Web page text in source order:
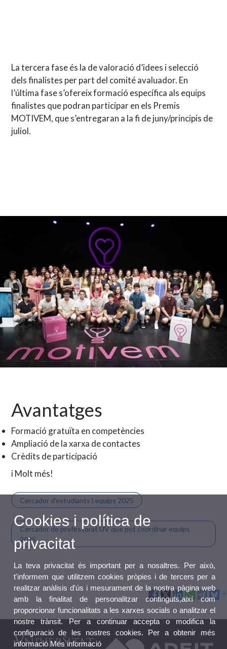
La tercera fase és la de valoració d’idees i selecció
dels finalistes per part del comité avaluador. En
l’última fase s’ofereix formació específica als equips
finalistes que podran participar en els Premis
MOTIVEM, que s’entregaran a la fi de juny/principis de
juliol.
Avantatges
Formació gratuïta en competències
Ampliació de la xarxa de contactes
Crèdits de participació
i Molt més!
Cercador d'estudiants i equips 2025
Cercador de professorat UV que pot coordinar equips
2025
Cookies i política de
privacitat
La teva privacitat és important per a nosaltres. Per això,
t'informem que utilitzem cookies pròpies i de tercers per a
realitzar anàlisis d'ús i mesurament de la nostra pàgina web
amb la finalitat de personalitzar continguts,així com
proporcionar funcionalitats a les xarxes socials o analitzar el
nostre trànsit. Per a continuar accepta o modifica la
configuració de les nostres cookies. Per a obtenir més
informació Més informació